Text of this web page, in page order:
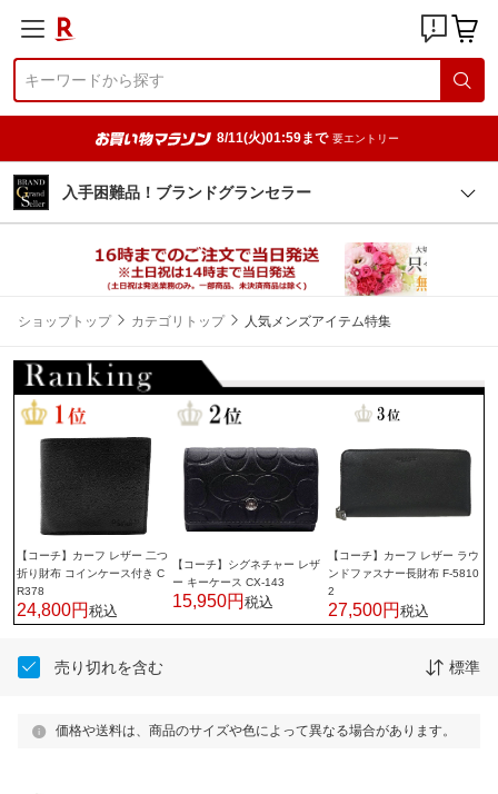
8/11(火)01:59まで 要エントリー
入手困難品！ブランドグランセラー
ショップトップ カテゴリトップ 人気メンズアイテム特集
【コーチ】カーフ レザー 二つ
折り財布 コインケース付き C
R378
24,800円 税込
【コーチ】シグネチャー レザ
ー キーケース CX-143
15,950円 税込
【コーチ】カーフ レザー ラウ
ンドファスナー長財布 F-5810
2
27,500円 税込
売り切れを含む 標準
価格や送料は、商品のサイズや色によって異なる場合があります。